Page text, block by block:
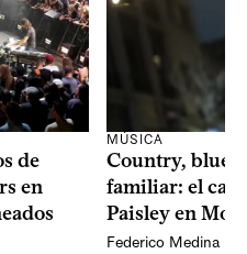
de
en
MÚSICA
Country,
familiar: el
Paisley en
Federico Medina